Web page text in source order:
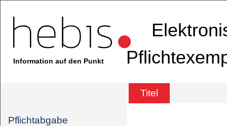
Information auf den Punkt
Titel
Pflichtabgabe